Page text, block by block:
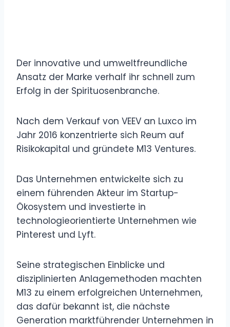
Der innovative und umweltfreundliche
Ansatz der Marke verhalf ihr schnell zum
Erfolg in der Spirituosenbranche.
Nach dem Verkauf von VEEV an Luxco im
Jahr 2016 konzentrierte sich Reum auf
Risikokapital und gründete M13 Ventures.
Das Unternehmen entwickelte sich zu
einem führenden Akteur im Startup-
Ökosystem und investierte in
technologieorientierte Unternehmen wie
Pinterest und Lyft.
Seine strategischen Einblicke und
disziplinierten Anlagemethoden machten
M13 zu einem erfolgreichen Unternehmen,
das dafür bekannt ist, die nächste
Generation marktführender Unternehmen in